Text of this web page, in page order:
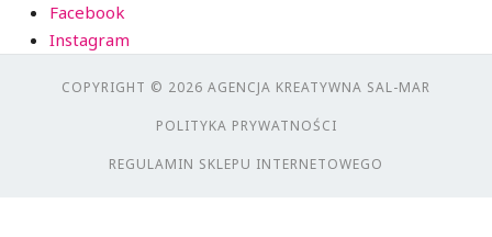
Facebook
Instagram
COPYRIGHT © 2026 AGENCJA KREATYWNA SAL-MAR
POLITYKA PRYWATNOŚCI
REGULAMIN SKLEPU INTERNETOWEGO